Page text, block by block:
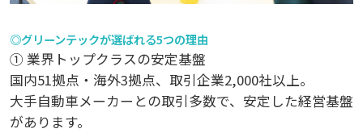
◎グリーンテックが選ばれる5つの理由
① 業界トップクラスの安定基盤
国内51拠点・海外3拠点、取引企業2,000社以上。
大手自動車メーカーとの取引多数で、安定した経営基盤
があります。